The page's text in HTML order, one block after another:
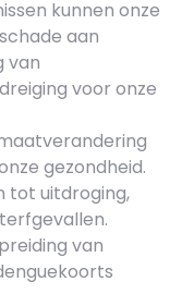
kunnen onze
aan
van
voor onze
gezondheid.
tot uitdroging,
van